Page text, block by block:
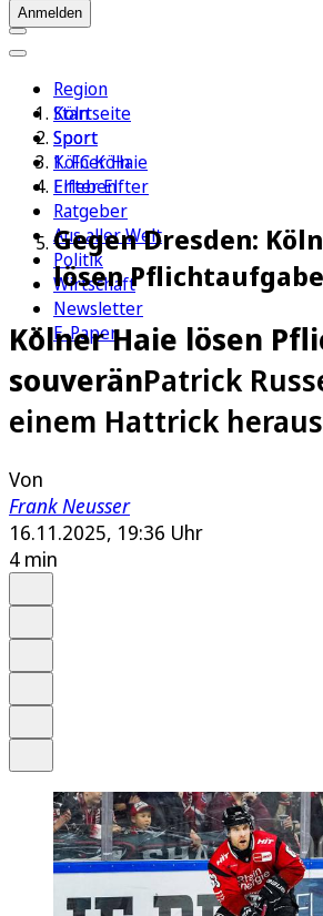
Anmelden
Region
Köln
Sport
1. FC Köln
Erleben
Ratgeber
Aus aller Welt
Politik
Wirtschaft
Newsletter
E-Paper
Startseite
Sport
Kölner Haie
Elfter Elfter
Gegen Dresden:
lösen
Kölner Haie lösen
souveränPatrick
einem Hattrick heraus
Von
Frank Neusser
16.11.2025, 19:36 Uhr
4 min